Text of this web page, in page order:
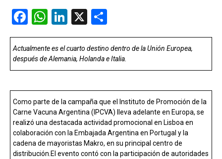
F
a
ce
b
o
k
W
h
at
s
p
p
Li
n
ke
dI
X
o
m
p
tir
Actualmente es el cuarto destino dentro de la Unión Europea,
después de Alemania, Holanda e Italia.
Como parte de la campaña que el Instituto de Promoción de la
Carne Vacuna Argentina (IPCVA) lleva adelante en Europa, se
realizó una destacada actividad promocional en Lisboa en
colaboración con la Embajada Argentina en Portugal y la
cadena de mayoristas Makro, en su principal centro de
distribución.El evento contó con la participación de autoridades